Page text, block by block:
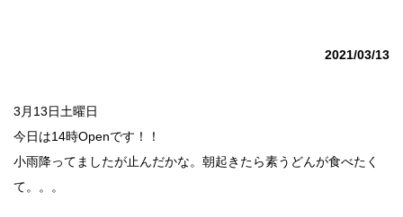
2021/03/13
3月13日土曜日
今日は14時Openです！！
小雨降ってましたが止んだかな。朝起きたら素うどんが食べたく
て。。。